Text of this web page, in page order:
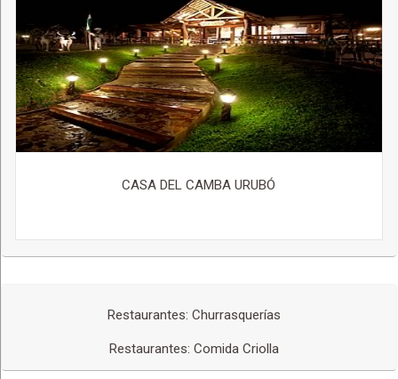
CASA DEL CAMBA URUBÓ
Restaurantes: Churrasquerías
Restaurantes: Comida Criolla